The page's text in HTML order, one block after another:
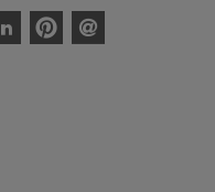
PinterestEnvoyer